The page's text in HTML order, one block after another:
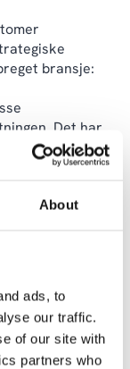
About
ads, to
our traffic.
of our site with
partners who
bransje:
Det har
oppdrag vi
tidligere,» sier
når
én felles
alle planlagte
for